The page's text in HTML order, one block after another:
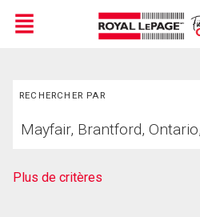
Menu
RECHERCHER PAR
votre
Plus de critères